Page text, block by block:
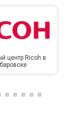
центр Ricoh в